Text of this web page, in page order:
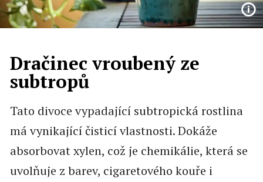
Dračinec vroubený ze
subtropů
Tato divoce vypadající subtropická rostlina
má vynikající čisticí vlastnosti. Dokáže
absorbovat xylen, což je chemikálie, která se
uvolňuje z barev, cigaretového kouře i